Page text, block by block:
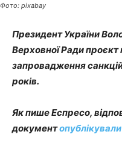
Фото: pixabay
Президент України
Верховної Ради
запровадження
років.
Як пише Еспресо,
документопублікували